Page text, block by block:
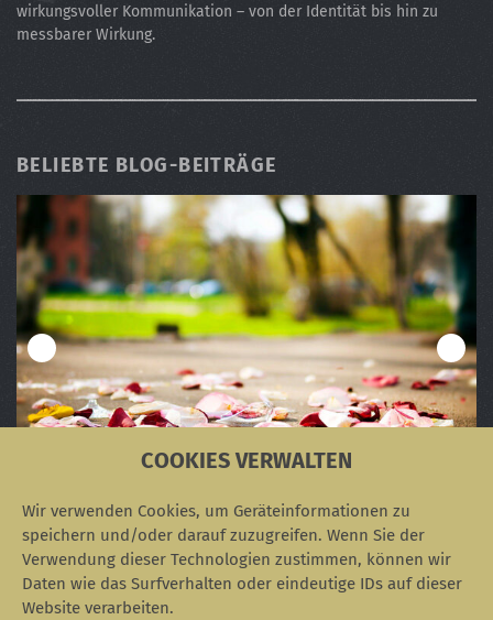
COOKIES VERWALTEN
Wir verwenden Cookies, um Geräteinformationen zu
speichern und/oder darauf zuzugreifen. Wenn Sie der
Verwendung dieser Technologien zustimmen, können wir
Daten wie das Surfverhalten oder eindeutige IDs auf dieser
Website verarbeiten.
wirkungsvoller Kommunikation – von der Identität bis hin zu
messbarer Wirkung.
BELIEBTE BLOG-BEITRÄGE